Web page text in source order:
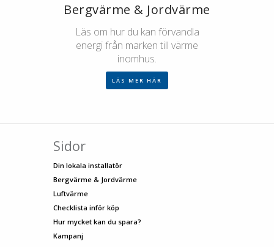
Bergvärme & Jordvärme
Läs om hur du kan förvandla
energi från marken till värme
inomhus.
LÄS MER HÄR
Sidor
Din lokala installatör
Bergvärme & Jordvärme
Luftvärme
Checklista inför köp
Hur mycket kan du spara?
Kampanj